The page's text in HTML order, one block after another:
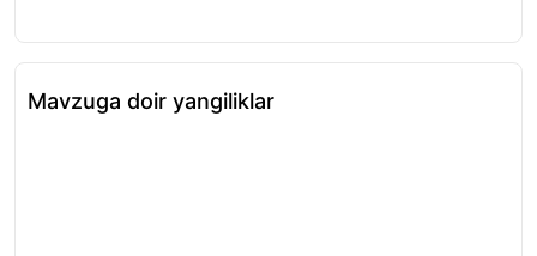
Mavzuga doir yangiliklar